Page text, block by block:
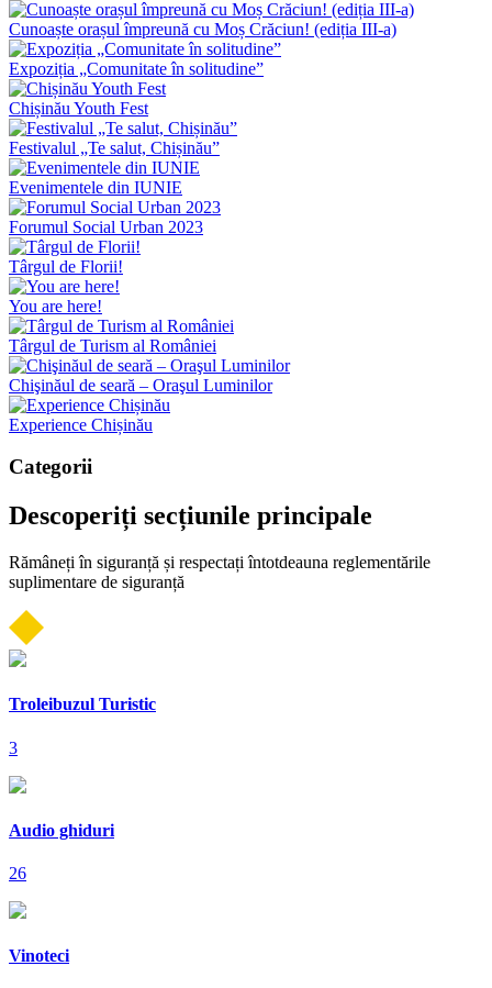
Cunoaște orașul împreună cu Moș Crăciun! (ediția III-a)
Expoziția „Comunitate în solitudine”
Chișinău Youth Fest
Festivalul „Te salut, Chișinău”
Evenimentele din IUNIE
Forumul Social Urban 2023
Târgul de Florii!
You are here!
Târgul de Turism al României
Chişinăul de seară – Oraşul Luminilor
Experience Chișinău
Сategorii
Descoperiți secțiunile principale
Rămâneți în siguranță și respectați întotdeauna reglementările
suplimentare de siguranță
Troleibuzul Turistic
3
Audio ghiduri
26
Vinoteci